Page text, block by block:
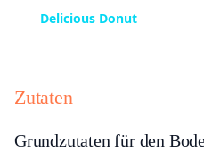
Delicious Donut
Zutaten
Grundzutaten für den